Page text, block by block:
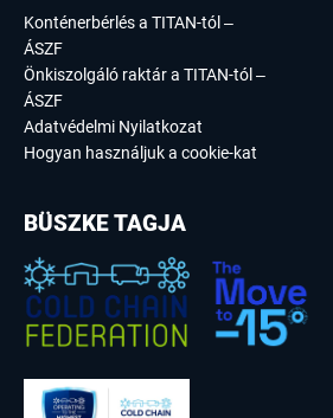
Konténerbérlés a TITAN-tól –
ÁSZF
Önkiszolgáló raktár a TITAN-tól –
ÁSZF
Adatvédelmi Nyilatkozat
Hogyan használjuk a cookie-kat
BÜSZKE TAGJA